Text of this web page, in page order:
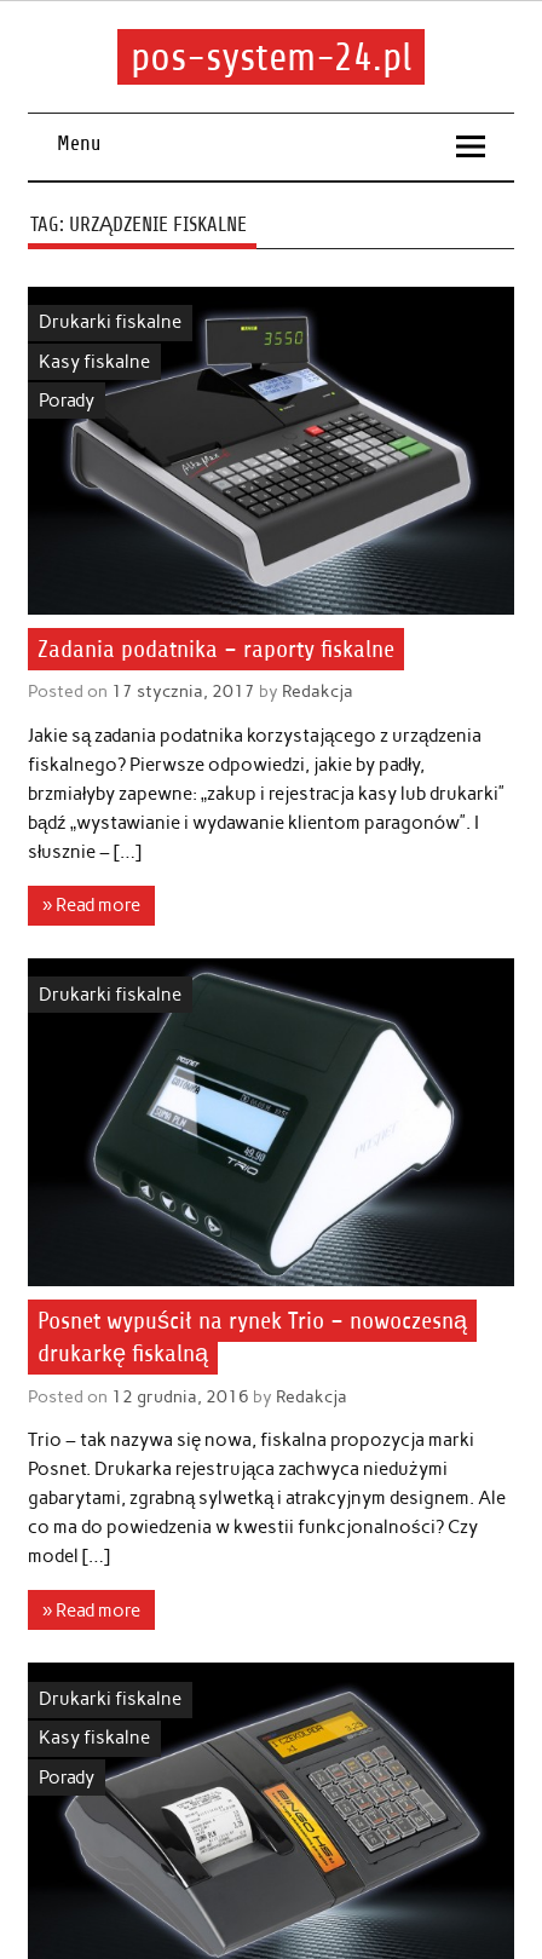
pos-system-24.pl
Menu
TAG: URZĄDZENIE FISKALNE
Drukarki fiskalne
Kasy fiskalne
Porady
Zadania podatnika – raporty fiskalne
Posted on 17 stycznia, 2017 by Redakcja
Jakie są zadania podatnika korzystającego z urządzenia
fiskalnego? Pierwsze odpowiedzi, jakie by padły,
brzmiałyby zapewne: „zakup i rejestracja kasy lub drukarki”
bądź „wystawianie i wydawanie klientom paragonów”. I
słusznie – […]
» Read more
Drukarki fiskalne
Posnet wypuścił na rynek Trio – nowoczesną
drukarkę fiskalną
Posted on 12 grudnia, 2016 by Redakcja
Trio – tak nazywa się nowa, fiskalna propozycja marki
Posnet. Drukarka rejestrująca zachwyca niedużymi
gabarytami, zgrabną sylwetką i atrakcyjnym designem. Ale
co ma do powiedzenia w kwestii funkcjonalności? Czy
model […]
» Read more
Drukarki fiskalne
Kasy fiskalne
Porady